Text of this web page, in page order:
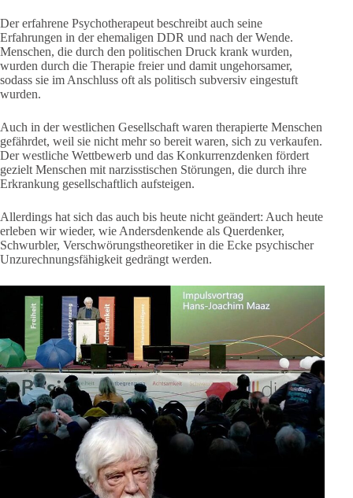
Der erfahrene Psychotherapeut beschreibt auch seine
Erfahrungen in der ehemaligen DDR und nach der Wende.
Menschen, die durch den politischen Druck krank wurden,
wurden durch die Therapie freier und damit ungehorsamer,
sodass sie im Anschluss oft als politisch subversiv eingestuft
wurden.
Auch in der westlichen Gesellschaft waren therapierte Menschen
gefährdet, weil sie nicht mehr so bereit waren, sich zu verkaufen.
Der westliche Wettbewerb und das Konkurrenzdenken fördert
gezielt Menschen mit narzisstischen Störungen, die durch ihre
Erkrankung gesellschaftlich aufsteigen.
Allerdings hat sich das auch bis heute nicht geändert: Auch heute
erleben wir wieder, wie Andersdenkende als Querdenker,
Schwurbler, Verschwörungstheoretiker in die Ecke psychischer
Unzurechnungsfähigkeit gedrängt werden.